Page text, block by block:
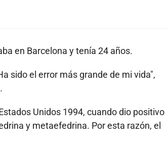
en Barcelona y tenía 24 años.
sido el error más grande de mi vida",
Unidos 1994, cuando dio positivo
y metaefedrina. Por esta razón, el